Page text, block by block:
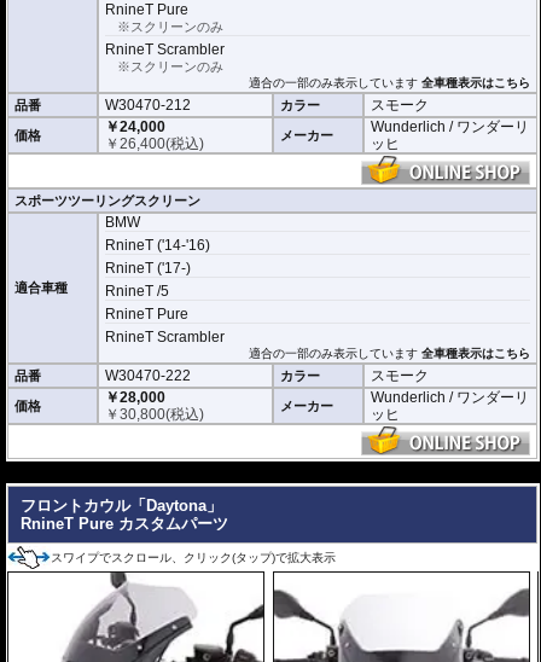
RnineT Pure
※スクリーンのみ
RnineT Scrambler
※スクリーンのみ
適合の一部のみ表示しています全車種表示はこちら
品番 W30470-212 カラー スモーク
価格
￥24,000
￥26,400(税込) メーカー
Wunderlich / ワンダーリ
ッヒ
スポーツツーリングスクリーン
適合車種
BMW
RnineT ('14-'16)
RnineT ('17-)
RnineT /5
RnineT Pure
RnineT Scrambler
適合の一部のみ表示しています全車種表示はこちら
品番 W30470-222 カラー スモーク
価格
￥28,000
￥30,800(税込) メーカー
Wunderlich / ワンダーリ
ッヒ
フロントカウル「Daytona」
RnineT Pure カスタムパーツ
スワイプでスクロール、クリック(タップ)で拡大表示